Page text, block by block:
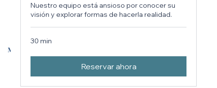
Nuestro equipo está ansioso por conocer su
visión y explorar formas de hacerla realidad.
30 min
Reservar ahora